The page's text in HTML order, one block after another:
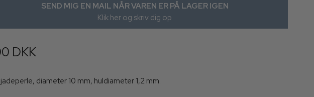
SEND MIG EN MAIL NÅR VAREN ER PÅ LAGER IGEN
Klik her og skriv dig op
DKK
diameter 10 mm, huldiameter 1,2 mm.